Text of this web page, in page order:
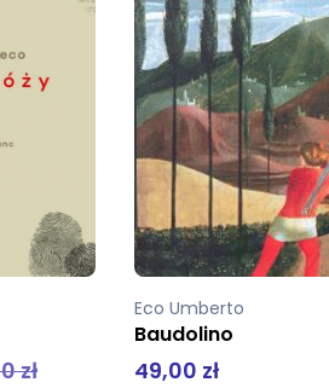
Eco Umberto
Prawie to samo
39,90 zł